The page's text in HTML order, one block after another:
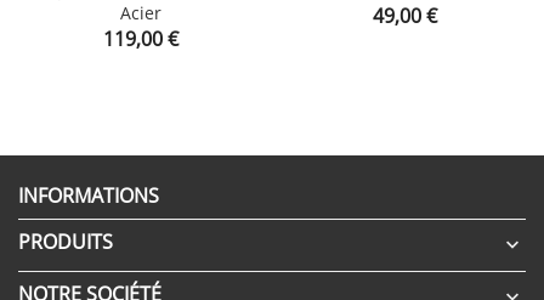
Acier
Prix
119,00 €
Prix
49,00 €
INFORMATIONS
PRODUITS

NOTRE SOCIÉTÉ